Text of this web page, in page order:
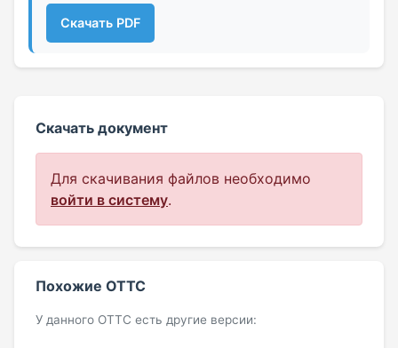
Скачать PDF
Скачать документ
Для скачивания файлов необходимо
войти в систему.
Похожие ОТТС
У данного ОТТС есть другие версии: